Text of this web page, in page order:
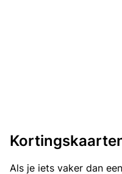
Als je iets vaker dan